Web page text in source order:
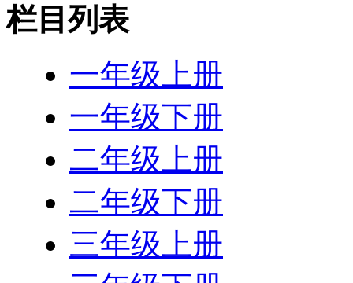
栏目列表
一年级上册
一年级下册
二年级上册
二年级下册
三年级上册